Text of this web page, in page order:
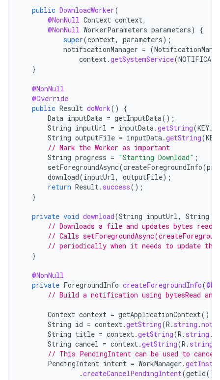
public DownloadWorker(
@NonNull Context context,
@NonNull WorkerParameters parameters)
{
super(context, parameters);
notificationManager = (
context.getSystemService(
}
@NonNull
@Override
public Result doWork()
{
Data inputData = getInputData();
String inputUrl = inputData.getString(
String outputFile = inputData.getString(
// Mark the Worker as important
String progress = "Starting Download" ;
setForegroundAsync(createForegroundInfo(
download(inputUrl, outputFile);
return Result. success();
}
private void download(String inputUrl, String
// Downloads a file and updates bytes read
// Calls
// periodically when it needs to update
}
@NonNull
private ForegroundInfo createForegroundInfo(
// Build a notification using bytesRead and
Context context = getApplicationContext();
String id = context.getString(R . string .
String title = context.getString(R . string .
String cancel = context.getString(R . string
// This PendingIntent can be used to cancel
PendingIntent intent = WorkManager .
.createCancelPendingIntent(getId